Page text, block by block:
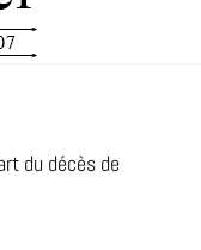
du décès de